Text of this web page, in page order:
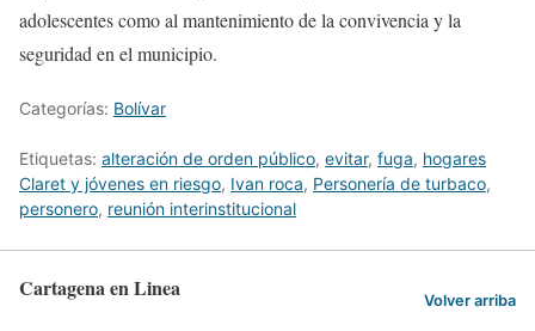
adolescentes como al mantenimiento de la convivencia y la
seguridad en el municipio.
Categorías: Bolívar
Etiquetas: alteración de orden público, evitar, fuga, hogares
Claret y jóvenes en riesgo, Ivan roca, Personería de turbaco,
personero, reunión interinstitucional
Cartagena en Linea Volver arriba